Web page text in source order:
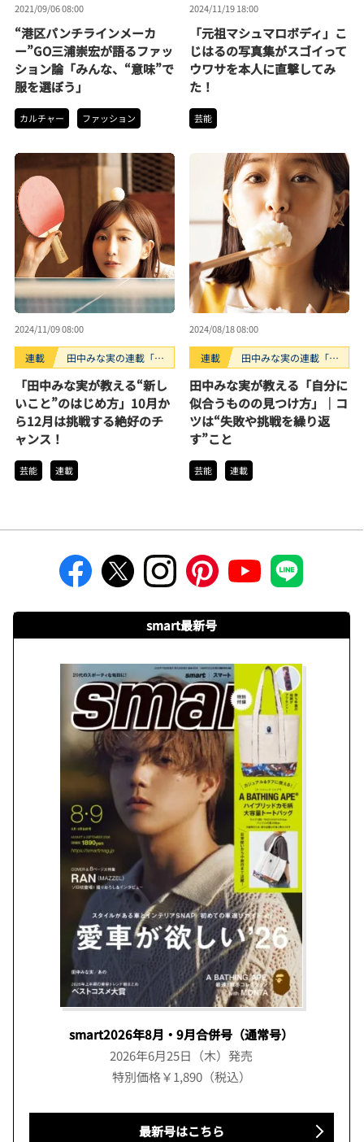
2021/09/06 08:00
“港区パンチラインメーカ
ー”GO三浦崇宏が語るファッ
ション論「みんな、“意味”で
服を選ぼう」
カルチャー ファッション
2024/11/19 18:00
「元祖マシュマロボディ」こ
じはるの写真集がスゴイって
ウワサを本人に直撃してみ
た！
芸能
2024/11/09 08:00
連載
田中みな実の連載「と
「田中みな実が教える“新し
いこと”のはじめ方」10月か
ら12月は挑戦する絶好のチ
ャンス！
芸能 連載
2024/08/18 08:00
連載
田中みな実の連載「と
田中みな実が教える「自分に
似合うものの見つけ方」｜コ
ツは“失敗や挑戦を繰り返
す”こと
芸能 連載
smart最新号
smart2026年8月・9月合併号（通常号）
2026年6月25日（木）発売
特別価格￥1,890（税込）
最新号はこちら